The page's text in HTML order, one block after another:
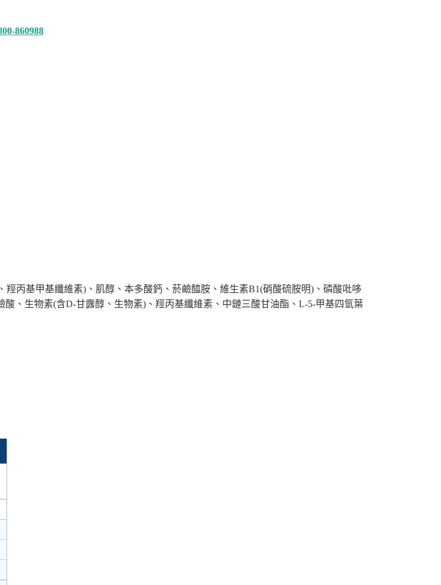
860988
丙基甲基纖維素)、肌醇、本多酸鈣、菸鹼醯胺、維生素B1(硝酸硫胺明)、磷酸吡哆
、生物素(含D-甘露醇、生物素)、羥丙基纖維素、中鏈三酸甘油酯、L-5-甲基四氫葉